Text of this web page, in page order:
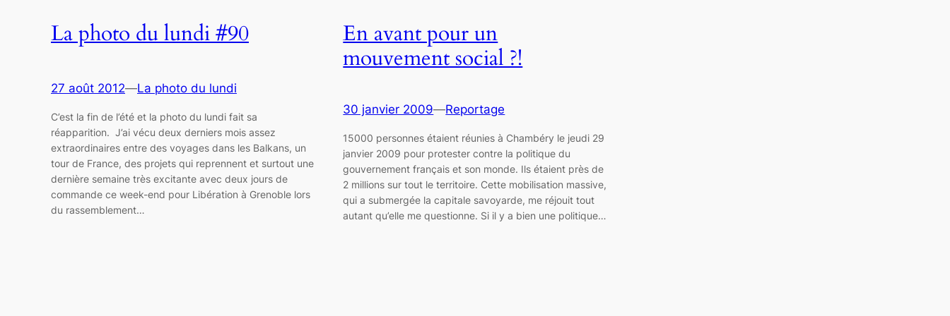
La photo du lundi #90
27 août 2012—La photo du lundi
C’est la fin de l’été et la photo du lundi fait sa
réapparition. J’ai vécu deux derniers mois assez
extraordinaires entre des voyages dans les Balkans, un
tour de France, des projets qui reprennent et surtout une
dernière semaine très excitante avec deux jours de
commande ce week-end pour Libération à Grenoble lors
du rassemblement…
En avant pour un
mouvement social ?!
30 janvier 2009—Reportage
15000 personnes étaient réunies à Chambéry le jeudi 29
janvier 2009 pour protester contre la politique du
gouvernement français et son monde. Ils étaient près de
2 millions sur tout le territoire. Cette mobilisation massive,
qui a submergée la capitale savoyarde, me réjouit tout
autant qu’elle me questionne. Si il y a bien une politique…